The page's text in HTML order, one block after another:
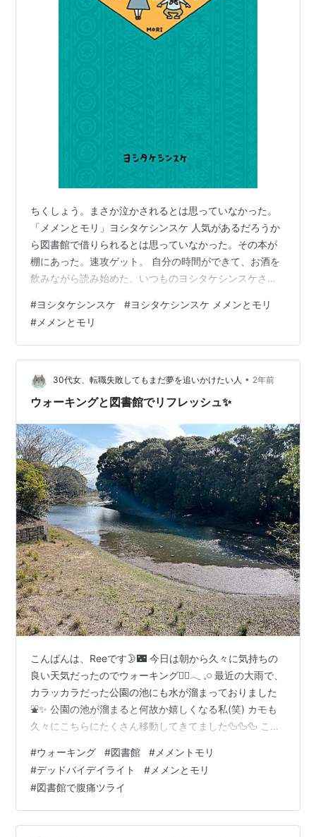
ちくしょう。まさか泣かされるとは思っていなかった。
「メメンとモリ」ヨシタケシンスケ 人気があるだろうか
ら図書館で借りられるとは思っていなかった。その本が
棚にあった。速攻ゲット。 自分の時間ができて、お酒を
飲みながら読み始めた。いつものヨシタケシンスケさん
開になった。 52ページからの第2章「メメンとモリとき
たないゆきだるま」泣かされた。私に関して言えば、ヨ
シタケシンスケさんの絵本で感情を揺さぶられたことは
実はなかった。いつも「おもしろいなあ」と思うけど、
感情を揺さぶられたことはなかった。ちくしょう。揺さ
ぶられた。泣いた。私はわが子のことを「き…
#ヨシタケシンスケ #ヨシタケシンスケ メメンとモリ
# メメンとモリ
30代女、転職失敗してもまだ夢を追いかけたい人 • 2年前
ウォーキングと図書館でリフレッシュ✨
こんばんは、Reeです🌛🌃 今日は朝から久々に気持ちの
良い天気だったのでウォーキング🚶‍♀️𓂃 𓈒𓏸 最近の大雨で、
カラッカラだった公園の池にも水が溜まっておりました
⛲️✨ 公園の池が溜まると何故か嬉しくなる私(笑) カモも
久々にこちらにたくさん移動してきてました🦆🦆🦆 この
✨ 以前のように毎日歩いてないので ここ２ヶ月程は体重
は減りもせずに今の所ステイです(笑) 見た目はあまり自
分では変わったと思えないけど😂、 とりあえず続けるし
かないですね…！！ (それにしても目がかゆい👀⚡ゴーグ
ルしててもかゆすぎる👀👀⚡💦) 昼からはとあるオンライ
#ウォーキング #図書館 # メメントモリ
#デッドバイデイライト # メメンとモリ
#図書館で腹痛ツライ